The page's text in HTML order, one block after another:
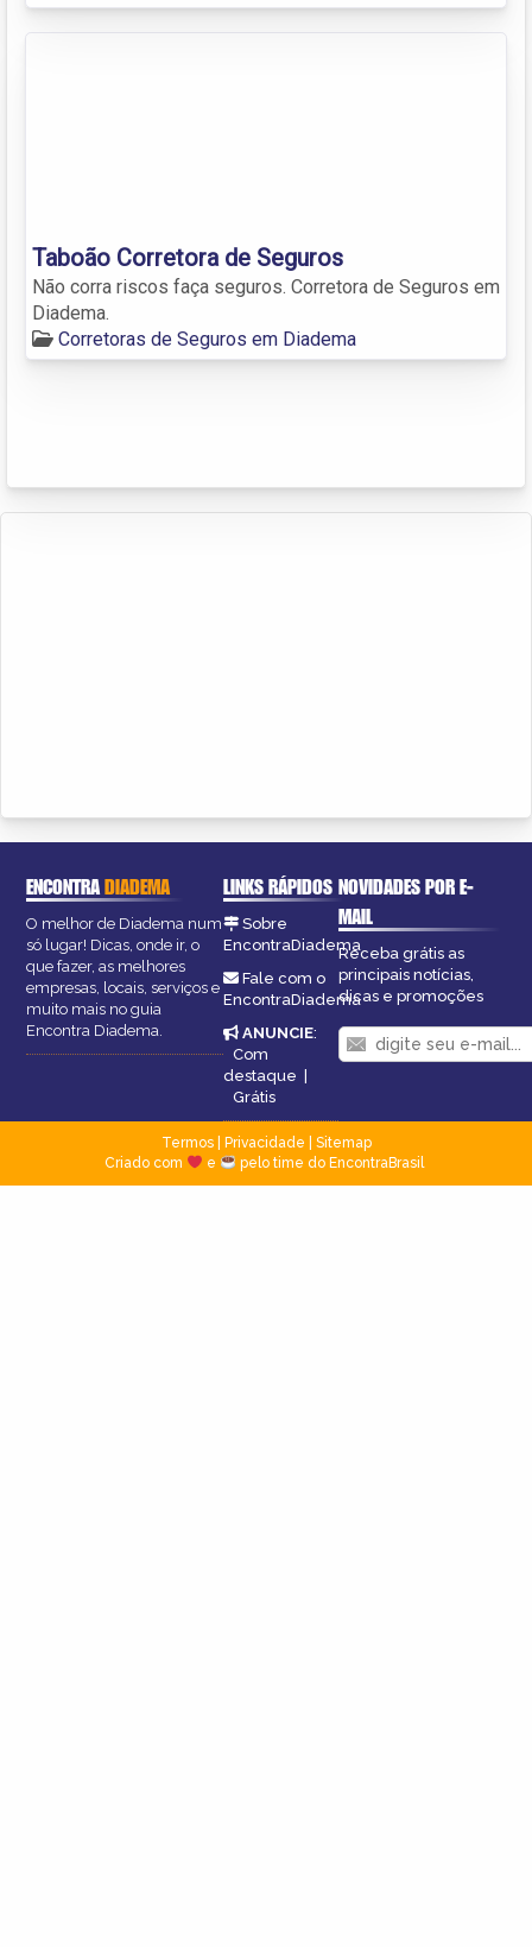
Taboão Corretora de Seguros
Não corra riscos faça seguros. Corretora de Seguros em
Diadema.
Corretoras de Seguros em Diadema
ENCONTRADIADEMA
O melhor de Diadema num
só lugar! Dicas, onde ir, o
que fazer, as melhores
empresas, locais, serviços e
muito mais no guia
Encontra Diadema.
LINKS RÁPIDOS
Sobre
EncontraDiadema
Fale com o
EncontraDiadema
ANUNCIE:
Com
destaque |
Grátis
NOVIDADES POR E-
MAIL
Receba grátis as
principais notícias,
dicas e promoções
Termos| Privacidade
Sitemap
Criado com
e pelo time do EncontraBrasil